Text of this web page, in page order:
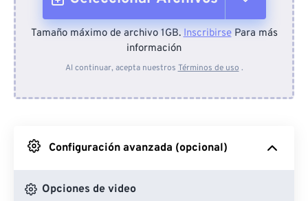
Desde el dispositivo
Desde Google Drive
Desde OneDrive
Tamaño máximo de archivo 1GB.InscribirsePara más
información
Al continuar, acepta nuestros Términos de uso .
Configuración avanzada (opcional)
Opciones de video